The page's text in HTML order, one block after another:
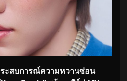
ระสบการณ์ความหวานซ่อน